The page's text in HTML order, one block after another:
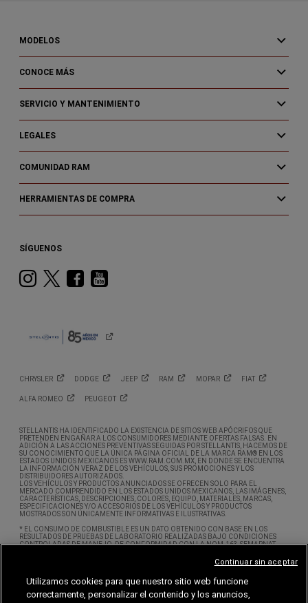
MODELOS
CONOCE MÁS
SERVICIO Y MANTENIMIENTO
LEGALES
COMUNIDAD RAM
HERRAMIENTAS DE COMPRA
SÍGUENOS
Instagram
TwitterFacebook
Youtube
CHRYSLER DODGE JEEP RAM MOPAR FIAT
ALFA ROMEO PEUGEOT
STELLANTIS HA IDENTIFICADO LA EXISTENCIA DE SITIOS WEB APÓCRIFOS QUE
PRETENDEN ENGAÑAR A LOS CONSUMIDORES MEDIANTE OFERTAS FALSAS. EN
ADICIÓN A LAS ACCIONES PREVENTIVAS SEGUIDAS POR STELLANTIS, HACEMOS DE
SU CONOCIMIENTO QUE LA ÚNICA PÁGINA OFICIAL DE LA MARCA RAM® EN LOS
ESTADOS UNIDOS MEXICANOS ES WWW.RAM.COM.MX, EN DONDE SE ENCUENTRA
LA INFORMACIÓN VERAZ DE LOS VEHÍCULOS, SUS PROMOCIONES Y LOS
DISTRIBUIDORES AUTORIZADOS.
LOS VEHÍCULOS Y PRODUCTOS ANUNCIADOS SE OFRECEN SOLO PARA EL
MERCADO COMPRENDIDO EN LOS ESTADOS UNIDOS MEXICANOS, LAS IMÁGENES,
CARACTERÍSTICAS, DESCRIPCIONES, COLORES, EQUIPO, MATERIALES, MARCAS,
ESPECIFICACIONES Y/O ACCESORIOS DE LOS VEHÍCULOS Y PRODUCTOS
MOSTRADOS SON ÚNICAMENTE INFORMATIVAS E ILUSTRATIVAS.
* EL CONSUMO DE COMBUSTIBLE ES UN DATO OBTENIDO CON BASE EN LOS
RESULTADOS DE PRUEBAS DE LABORATORIO REALIZADAS BAJO CONDICIONES
CONTROLADAS DE MANEJO, DE CONFORMIDAD CON LA NOM-163-SEMARNAT-
AQUELLAS SUJETAS A VARIABLES QUE PUEDAN AFECTAR EL RENDIMIENTO DE
COMBUSTIBLE TALES COMO LA ALTITUD, LA TEMPERATURA AMBIENTE,
ESTE SITIO OBTIENE DATOS PERSONALES A TRAVÉS DE COOKIES Y WEB BEACONS. SI
DESEA SABER MÁS ACERCA DE CÓMO PODRÍA INHABILITAR LAS COOKIES, POR
Utilizamos cookies para que nuestro sitio web funcione
correctamente, personalizar el contenido y los anuncios,
Continuar sin aceptar